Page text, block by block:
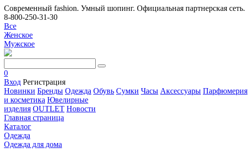
Современный fashion. Умный шопинг. Официальная партнерская сеть.
8-800-250-31-30
Все
Женское
Мужское
0
Вход Регистрация
Новинки Бренды Одежда Обувь Сумки Часы Аксессуары Парфюмерия
и косметика Ювелирные
изделия OUTLET Новости
Главная страница
Каталог
Одежда
Одежда для дома